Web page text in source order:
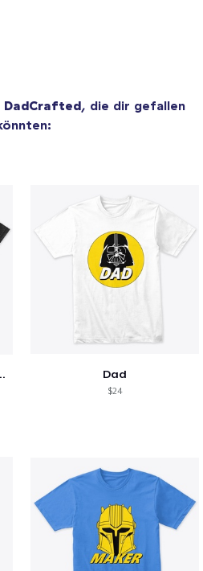
DadCrafted, die dir gefallen
Shirt Dad
$24